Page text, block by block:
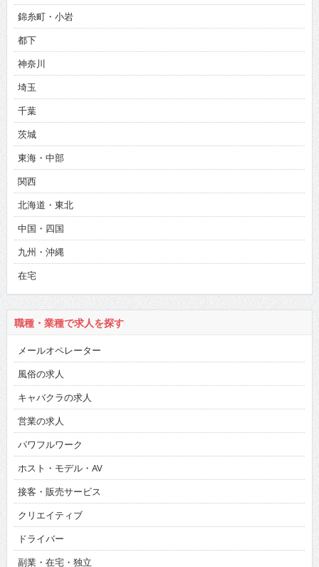
錦糸町・小岩
都下
神奈川
埼玉
千葉
茨城
東海・中部
関西
北海道・東北
中国・四国
九州・沖縄
在宅
職種・業種で求人を探す
メールオペレーター
風俗の求人
キャバクラの求人
営業の求人
パワフルワーク
ホスト・モデル・AV
接客・販売サービス
クリエイティブ
ドライバー
副業・在宅・独立